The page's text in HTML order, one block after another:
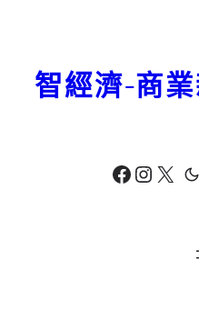
Facebook Instagram X
智經濟-商